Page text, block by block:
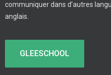
communiquer dans d’autres
anglais.
GLEESCHOOL